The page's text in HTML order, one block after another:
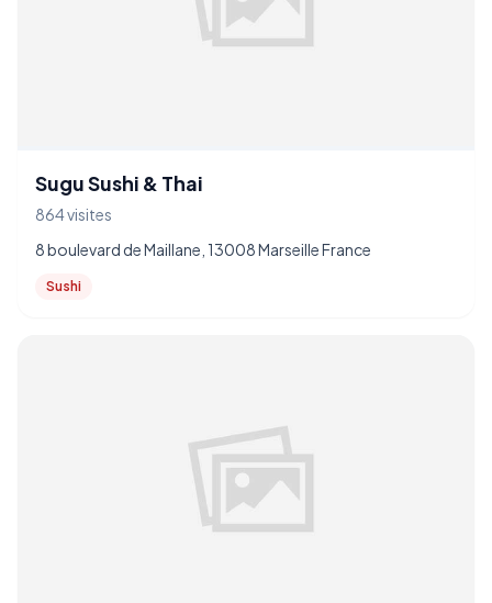
Sugu Sushi & Thai
864 visites
8 boulevard de Maillane, 13008 Marseille France
Sushi